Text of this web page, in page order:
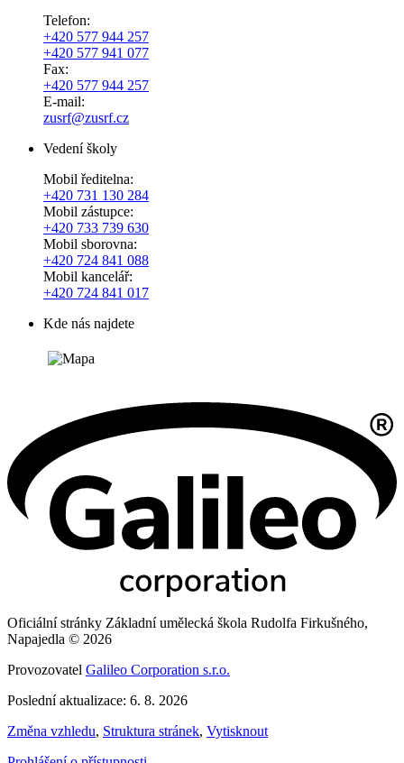
Telefon:
+420 577 944 257
+420 577 941 077
Fax:
+420 577 944 257
E-mail:
zusrf@zusrf.cz
Vedení školy
Mobil ředitelna:
+420 731 130 284
Mobil zástupce:
+420 733 739 630
Mobil sborovna:
+420 724 841 088
Mobil kancelář:
+420 724 841 017
Kde nás najdete
Oficiální stránky Základní umělecká škola Rudolfa Firkušného,
Napajedla © 2026
Provozovatel Galileo Corporation s.r.o.
Poslední aktualizace: 6. 8. 2026
Změna vzhledu, Struktura stránek, Vytisknout